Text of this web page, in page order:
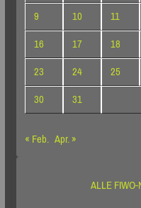
9
10 11
16
17 18
23
24 25
30
31
« Feb. Apr. »
ALLE